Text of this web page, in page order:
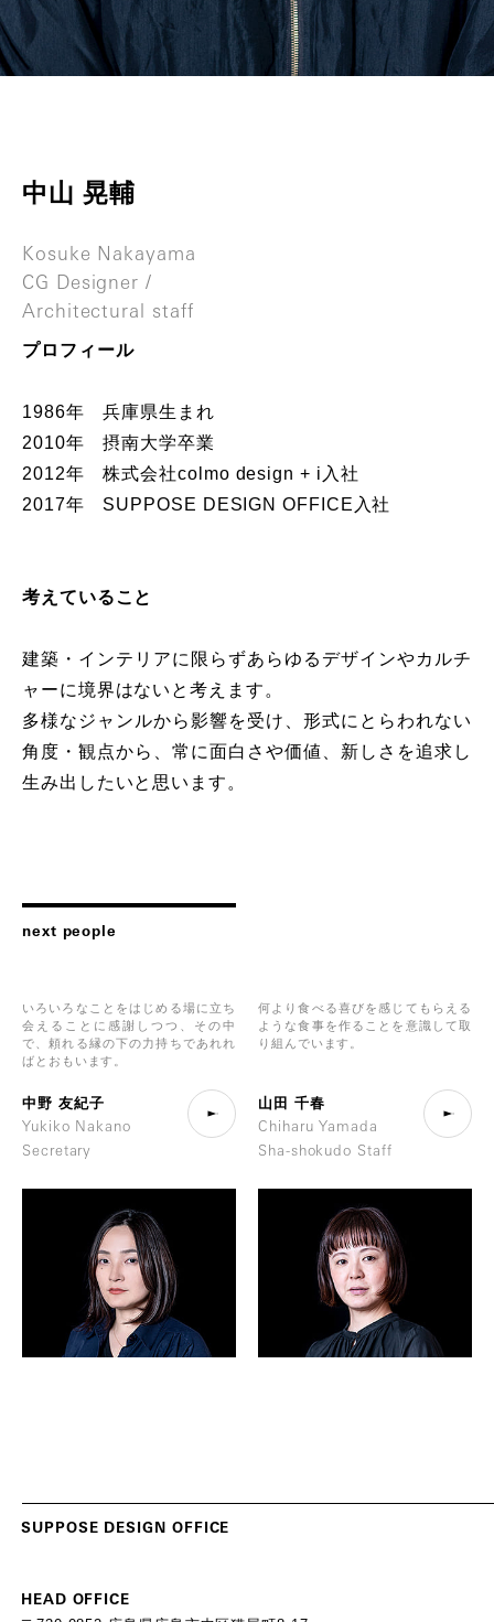
中山 晃輔
Kosu ke N a kayama
CG Designer /
Arc hitectura staff
プロフィール
1986年 兵庫県生まれ
2010年 摂南大学卒業
2012年 株式会社colmo design + i入社
2017年 SUPPOSE DESIGN OFFICE入社
考えていること
建築・インテリアに限らずあらゆるデザインやカルチ
ャーに境界はないと考えます。
多様なジャンルから影響を受け、形式にとらわれない
角度・観点から、常に面白さや価値、新しさを追求し
生み出したいと思います。
next people
中 野 友紀子
Yu k i ko Na ka no
Sec retary
いろいろなことをはじめる場に立ち
会えることに感謝しつつ、その中
で、頼れる縁の下の力持ちであれれ
ばとおもいます。
山 田 千春
C hi ha ru Ya mad a
S ha-s hok udo Staff
何より食べる喜びを感じてもらえる
ような食事を作ることを意識して取
り組んでいます。
SU P POS E D ES IG N O F F C E
HEAD OFFICE